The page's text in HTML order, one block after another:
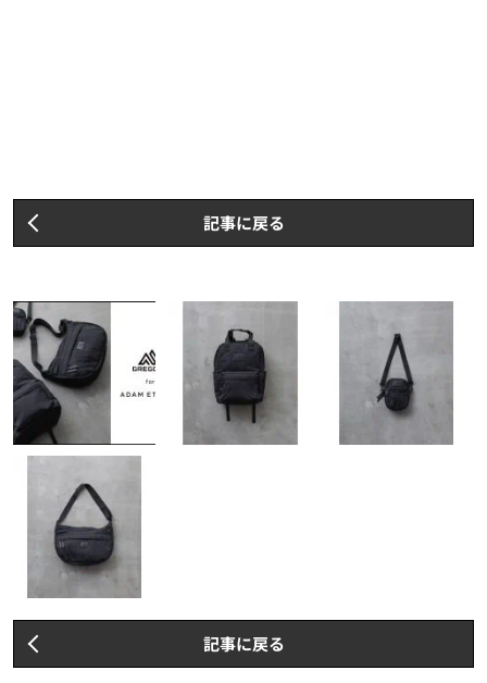
記事に戻る
記事に戻る